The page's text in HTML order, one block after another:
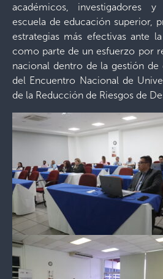
académicos, investigadores
escuela de educación superior,
estrategias más efectivas ante
como parte de un esfuerzo por
nacional dentro de la gestión de
del Encuentro Nacional de
de la Reducción de Riesgos de